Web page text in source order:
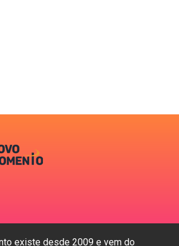
existe desde 2009 e vem do